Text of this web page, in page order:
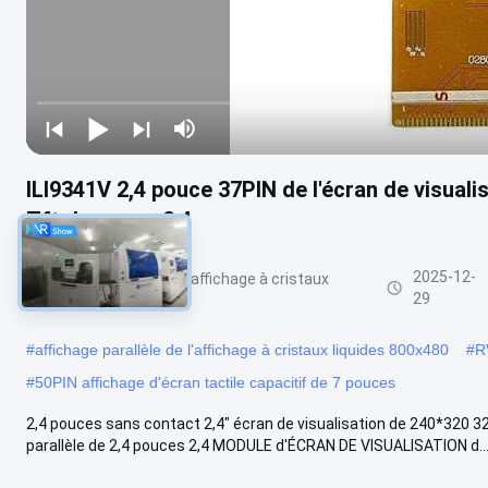
ILI9341V 2,4 pouce 37PIN de l'écran de
Tft de pouce 2,4
Affichage parallèle d'affichage à cristaux
liquides
2025-12-
29
#affichage parallèle de l'affichage à cristaux liquides 800x480 #
#50PIN affichage d'écran tactile capacitif de 7 pouces
2,4 pouces sans contact 2,4" écran de visualisation de 240*320
parallèle de 2,4 pouces 2,4 MODULE d'ÉCRAN DE VISUALISATION d...